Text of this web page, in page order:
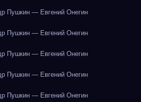
Пушкин — Евгений Онегин
Пушкин — Евгений Онегин
Пушкин — Евгений Онегин
Пушкин — Евгений Онегин
Пушкин — Евгений Онегин